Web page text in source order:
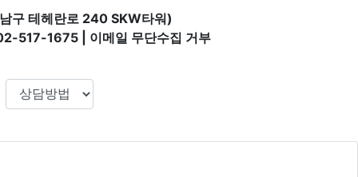
구 테헤란로 240 SKW타워)
517-1675 | 이메일 무단수집 거부